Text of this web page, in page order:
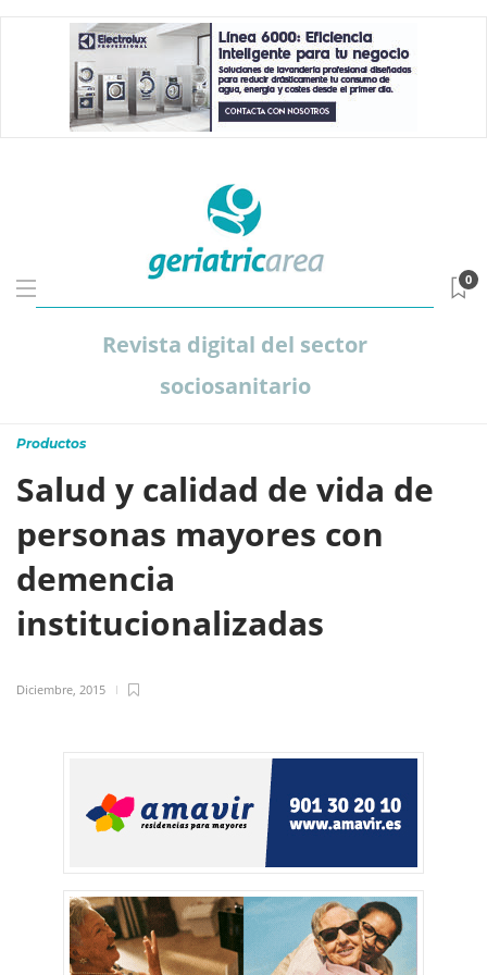
Revista digital del sector
sociosanitario
0
Productos
Salud y calidad de vida de
personas mayores con
demencia
institucionalizadas
Diciembre, 2015